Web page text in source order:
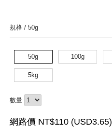
規格 / 50g
50g 100g
5kg
數量
網路價 NT$110 (USD3.65)